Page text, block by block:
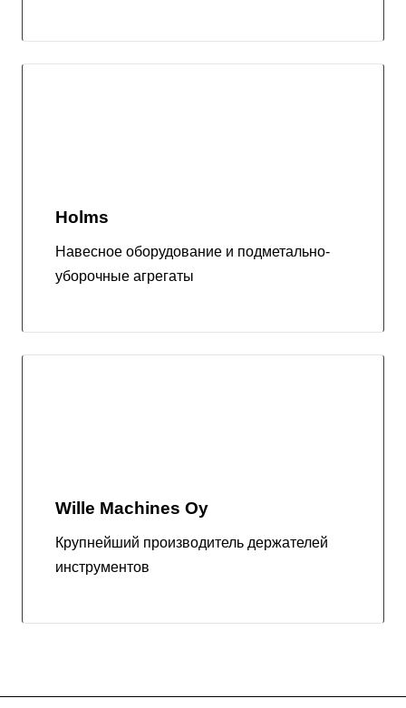
Holms
Навесное оборудование и подметально-
уборочные агрегаты
Wille Machines Oy
Крупнейший производитель держателей
инструментов